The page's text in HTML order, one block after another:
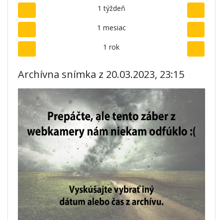
1 týždeň
1 mesiac
1 rok
Archívna snímka z 20.03.2023, 23:15